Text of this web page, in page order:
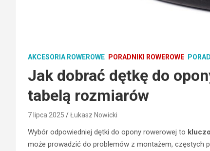
AKCESORIA ROWEROWE PORADNIKI ROWEROWE
Jak dobrać dętkę do
tabelą rozmiarów
7 lipca 2025 Łukasz Nowicki
Wybór odpowiedniej dętki do opony rowerowej to
może prowadzić do problemów z montażem, częstych